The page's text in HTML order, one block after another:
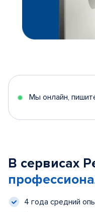
Мы онлайн,
В сервисах
4 года средний